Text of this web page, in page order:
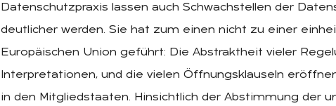
Datenschutzpraxis lassen auch Schwachstellen der
deutlicher werden. Sie hat zum einen nicht zu einer
Europäischen Union geführt: Die Abstraktheit vieler
Interpretationen, und die vielen Öffnungsklauseln
in den Mitgliedstaaten. Hinsichtlich der Abstimmung der